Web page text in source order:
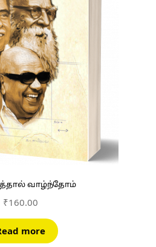
வாழ்ந்தோம்
₹160.00
more